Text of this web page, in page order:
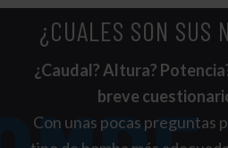
¿CUALES SON SUS
¿Caudal? Altura?
breve
Con unas pocas preguntas